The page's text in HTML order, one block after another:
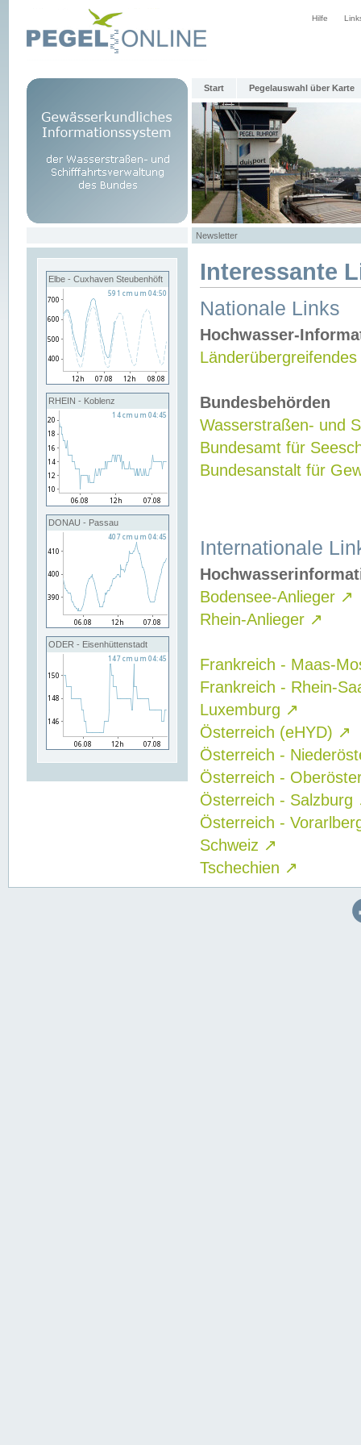
Hilfe
Start Pegelauswahl über Karte
Newsletter
Elbe - Cuxhaven Steubenhöft
RHEIN - Koblenz
DONAU - Passau
ODER - Eisenhüttenstadt
Interessante
Nationale Links
Hochwasser-
Bundesbehörden
Wasserstraßen- und
Bundesamt für
Bundesanstalt für
Internationale
Bodensee-Anlieger ↗
Rhein-Anlieger ↗
Frankreich - Maas-
Frankreich - Rhein-
Luxemburg ↗
Österreich (eHYD) ↗
Österreich -
Österreich -
Österreich - Salzburg
Österreich -
Schweiz ↗
Tschechien ↗